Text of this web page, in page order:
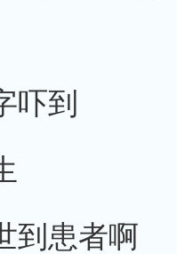
吓到
到患者啊